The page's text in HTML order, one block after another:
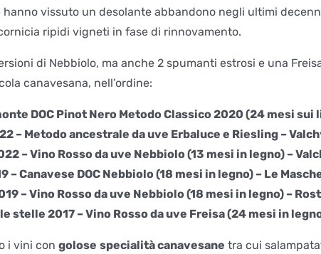
hanno vissuto un desolante abbandono negli ultimi
ripidi vigneti in fase di rinnovamento.
di Nebbiolo, ma anche 2 spumanti estrosi e una
canavesana, nell’ordine:
DOC Pinot Nero Metodo Classico 2020 (24 mesi sui
– Metodo ancestrale da uve Erbaluce e Riesling –
– Vino Rosso da uve Nebbiolo (13 mesi in legno) –
– Canavese DOC Nebbiolo (18 mesi in legno) – Le
– Vino Rosso da uve Nebbiolo (18 mesi in legno) –
stelle 2017 – Vino Rosso da uve Freisa (24 mesi in
i vini con golose specialità canavesane tra cui